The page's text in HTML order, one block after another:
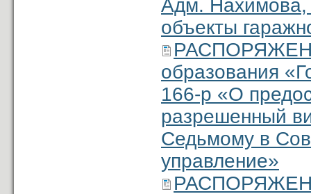
Адм. Нахимова,
объекты
образования
166-р «О
разрешенный
Седьмому в
управление»